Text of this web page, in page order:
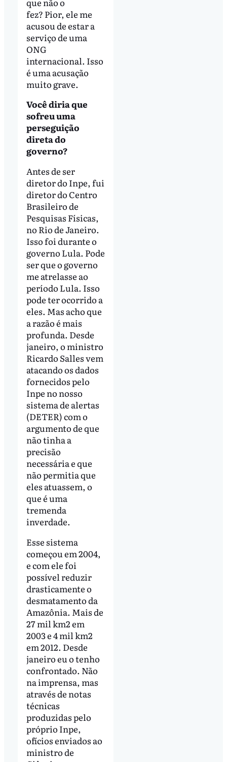
fez? Pior, ele me
acusou de estar a
serviço de uma
ONG
internacional. Isso
é uma acusação
muito grave.
Você diria que
sofreu uma
perseguição
direta do
governo?
Antes de ser
diretor do Inpe, fui
diretor do Centro
Brasileiro de
Pesquisas Físicas,
no Rio de Janeiro.
Isso foi durante o
governo Lula. Pode
ser que o governo
me atrelasse ao
período Lula. Isso
pode ter ocorrido a
eles. Mas acho que
a razão é mais
profunda. Desde
janeiro, o ministro
Ricardo Salles vem
atacando os dados
fornecidos pelo
Inpe no nosso
sistema de alertas
(DETER) com o
argumento de que
não tinha a
precisão
necessária e que
não permitia que
eles atuassem, o
que é uma
tremenda
inverdade.
Esse sistema
começou em 2004,
e com ele foi
possível reduzir
drasticamente o
desmatamento da
Amazônia. Mais de
27 mil km2 em
2003 e 4 mil km2
em 2012. Desde
janeiro eu o tenho
confrontado. Não
na imprensa, mas
através de notas
técnicas
produzidas pelo
próprio Inpe,
ofícios enviados ao
ministro de